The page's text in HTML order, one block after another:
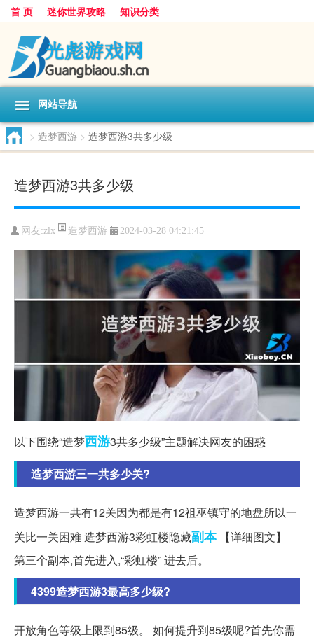
首 页 迷你世界攻略 知识分类
网站导航
> 造梦西游 > 造梦西游3共多少级
造梦西游3共多少级
网友:zlx 造梦西游 2024-03-28 04:21:45
以下围绕“造梦西游3共多少级”主题解决网友的困惑
造梦西游三一共多少关?
造梦西游一共有12关因为都是有12祖巫镇守的地盘所以一
关比一关困难 造梦西游3彩虹楼隐藏副本【详细图文】
第三个副本,首先进入,“彩虹楼” 进去后。
4399造梦西游3最高多少级?
开放角色等级上限到85级。 如何提升到85级呢?首先你需